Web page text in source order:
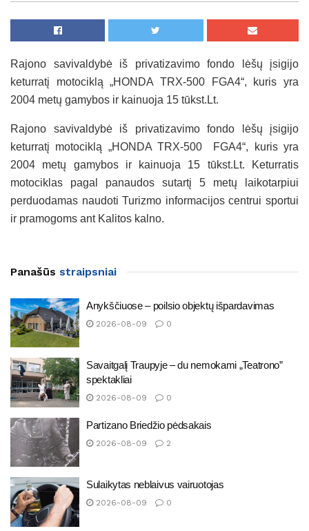
Rajono savivaldybė iš privatizavimo fondo lėšų įsigijo
keturratį motociklą „HONDA TRX-500 FGA4“, kuris yra
2004 metų gamybos ir kainuoja 15 tūkst.Lt.
Rajono savivaldybė iš privatizavimo fondo lėšų įsigijo
keturratį motociklą „HONDA TRX-500
FGA4“, kuris yra
2004 metų gamybos ir kainuoja 15 tūkst.Lt. Keturratis
motociklas pagal panaudos sutartį 5 metų laikotarpiui
perduodamas naudoti Turizmo informacijos centrui sportui
ir pramogoms ant Kalitos kalno.
Panašūs straipsniai
Anykščiuose – poilsio objektų išpardavimas
2026-08-09 0
Savaitgalį Traupyje – du nemokami „Teatrono”
spektakliai
2026-08-09 0
Partizano Briedžio pėdsakais
2026-08-09 2
Sulaikytas neblaivus vairuotojas
2026-08-09 0